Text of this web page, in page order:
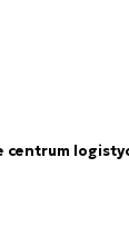
centrum